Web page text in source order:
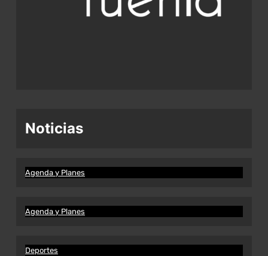
Noticias
Agenda y Planes
Agenda y Planes
Deportes